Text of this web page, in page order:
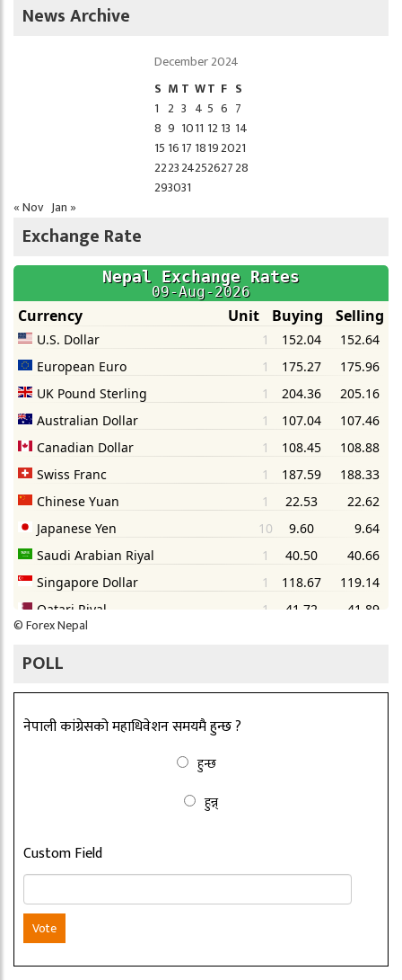
News Archive
December 2024
S M T WT F S
1 2 3 4 5 6 7
8 9 1011 12 13 14
15 1617 18192021
22232425262728
293031
« Nov Jan »
Exchange Rate
©Forex Nepal
POLL
नेपाली कांग्रेसको महाधिवेशन समयमै हुन्छ ?
हुन्छ
हुन्न्
Custom Field
Vote